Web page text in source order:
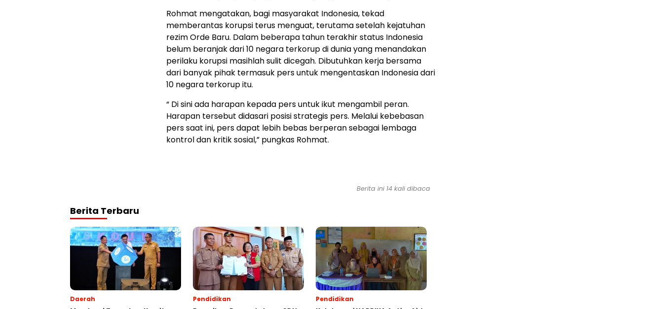
Rohmat mengatakan, bagi masyarakat Indonesia, tekad
memberantas korupsi terus menguat, terutama setelah kejatuhan
rezim Orde Baru. Dalam beberapa tahun terakhir status Indonesia
belum beranjak dari 10 negara terkorup di dunia yang menandakan
perilaku korupsi masihlah sulit dicegah. Dibutuhkan kerja bersama
dari banyak pihak termasuk pers untuk mengentaskan Indonesia dari
10 negara terkorup itu.
“ Di sini ada harapan kepada pers untuk ikut mengambil peran.
Harapan tersebut didasari posisi strategis pers. Melalui kebebasan
pers saat ini, pers dapat lebih bebas berperan sebagai lembaga
kontrol dan kritik sosial,” pungkas Rohmat.
Berita ini 14 kali dibaca
Berita Terbaru
Daerah Pendidikan Pendidikan